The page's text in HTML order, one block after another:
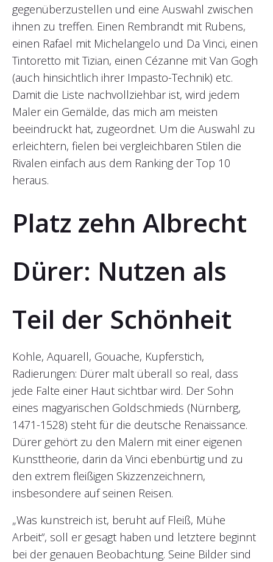
gegenüberzustellen und eine Auswahl zwischen
ihnen zu treffen. Einen Rembrandt mit Rubens,
einen Rafael mit Michelangelo und Da Vinci, einen
Tintoretto mit Tizian, einen Cézanne mit Van Gogh
(auch hinsichtlich ihrer Impasto-Technik) etc.
Damit die Liste nachvollziehbar ist, wird jedem
Maler ein Gemälde, das mich am meisten
beeindruckt hat, zugeordnet. Um die Auswahl zu
erleichtern, fielen bei vergleichbaren Stilen die
Rivalen einfach aus dem Ranking der Top 10
heraus.
Platz zehn Albrecht
Dürer: Nutzen als
Teil der Schönheit
Kohle, Aquarell, Gouache, Kupferstich,
Radierungen: Dürer malt überall so real, dass
jede Falte einer Haut sichtbar wird. Der Sohn
eines magyarischen Goldschmieds (Nürnberg,
1471-1528) steht für die deutsche Renaissance.
Dürer gehört zu den Malern mit einer eigenen
Kunsttheorie, darin da Vinci ebenbürtig und zu
den extrem fleißigen Skizzenzeichnern,
insbesondere auf seinen Reisen.
„Was kunstreich ist, beruht auf Fleiß, Mühe
Arbeit“, soll er gesagt haben und letztere beginnt
bei der genauen Beobachtung. Seine Bilder sind